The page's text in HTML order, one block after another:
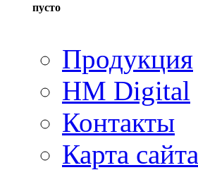
пусто
Продукция
HM Digital
Контакты
Карта сайта